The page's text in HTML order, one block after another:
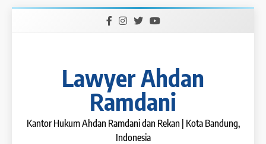
Lawyer Ahdan
Ramdani
Kantor Hukum Ahdan Ramdani dan Rekan | Kota Bandung,
Indonesia